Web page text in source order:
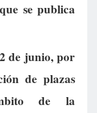
se publica
de junio, por
de plazas
de la